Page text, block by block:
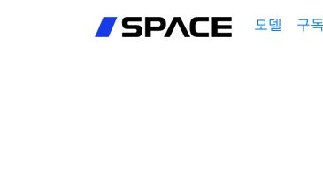
로그인
모델 구독